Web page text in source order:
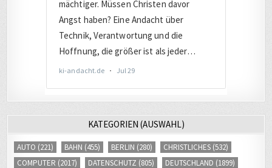
AUTO(221) BAHN(455) BERLIN(280) CHRISTLICHES(532)
COMPUTER
(2017) DATENSCHUTZ (805) DEUTSCHLAND(1899)
DIGITAL (3418) DIGITALE SICHERHEIT(845) EUROPA(1650)